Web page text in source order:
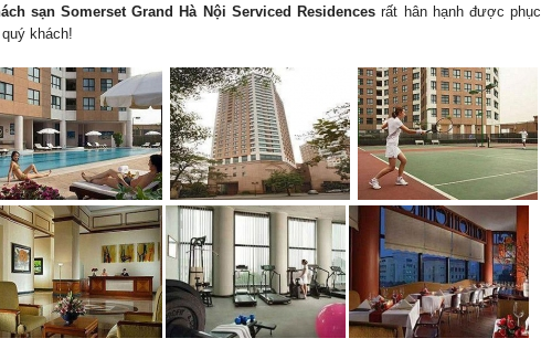
sạn Somerset Grand Hà Nội Serviced Residences rất hân hạnh được phục
khách!